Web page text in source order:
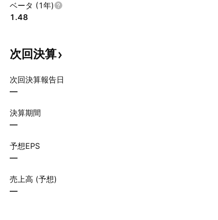
ベータ (1年)
1.48
次回決算
次回決算報告日
—
決算期間
—
予想EPS
—
売上高 (予想)
—